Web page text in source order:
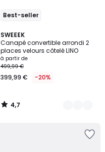
Best-seller
SWEEEK
Canapé convertible arrondi 2
places velours côtelé LINO
à partir de
499,99 €
399,99 € -20%
4,7
/ 5
4
Couleurs
4,7
/